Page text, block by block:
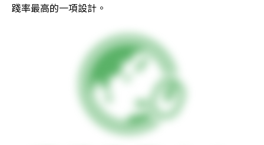
踐率最高的一項設計。